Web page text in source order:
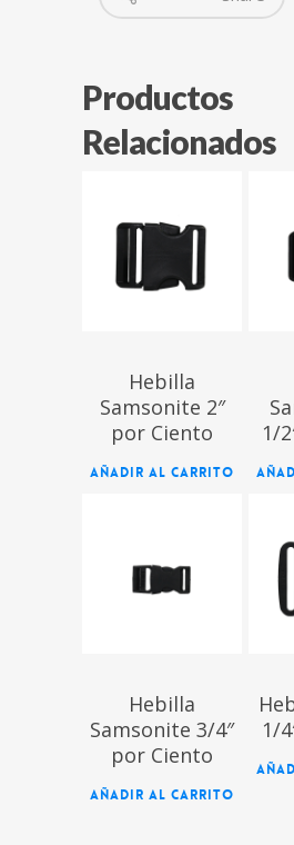
Productos
Relacionados
$
Hebilla
Samsonite 2″
por Ciento
AÑADIR AL CARRITO
1/
Hebilla
Samsonite 3/4″
por Ciento
AÑADIR AL CARRITO
1/